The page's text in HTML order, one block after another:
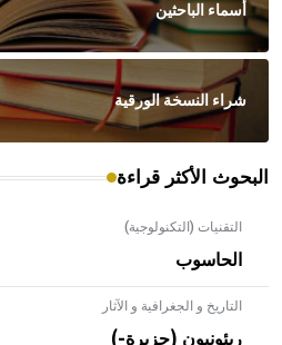
أسماء الباحثين
شراء النسخة الورقية
البحوث الأكثر قراءة
التقنيات (التكنولوجية)
الحاسوب
التاريخ و الجغرافية و الآثار
ريئونيون (جزيرة-)